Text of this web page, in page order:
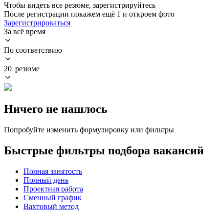
Чтобы видеть все резюме, зарегистрируйтесь
После регистрации покажем ещё 1 и откроем фото
Зарегистрироваться
За всё время
По соответствию
20 резюме
Ничего не нашлось
Попробуйте изменить формулировку или фильтры
Быстрые фильтры подбора вакансий
Полная занятость
Полный день
Проектная работа
Сменный график
Вахтовый метод